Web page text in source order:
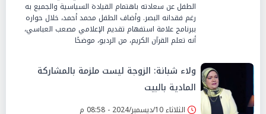
الطفل عن سعادته باهتمام القيادة السياسية والجميع به
رغم فقدانه البصر. وأضاف الطفل محمد أحمد، خلال حواره
ببرنامج علامة استفهام تقديم الإعلامي مصعب العباسي،
أنه تعلم القرآن الكريم، من الرديو، موضحًا
ولاء شبانة: الزوجة ليست ملزمة بالمشاركة
المادية بالبيت
الثلاثاء 10/ديسمبر/2024 - 08:58 م